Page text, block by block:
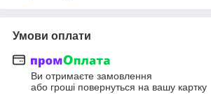
Умови оплати
Ви отримаєте замовлення
або гроші повернуться на вашу картку